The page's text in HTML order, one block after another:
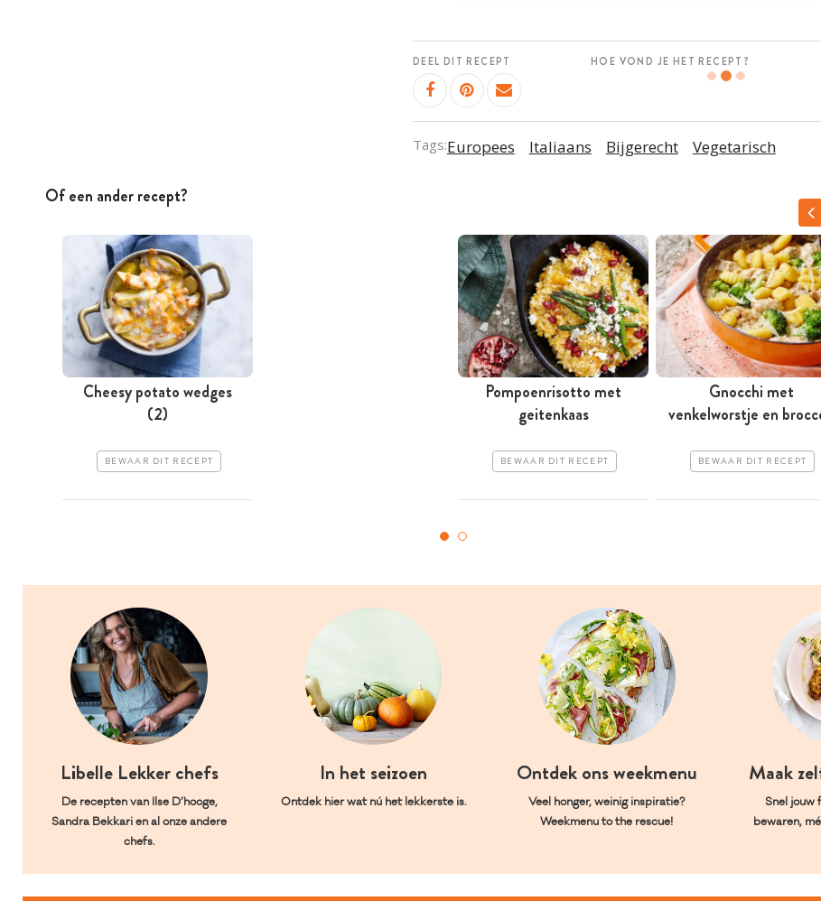
DEEL DIT RECEPT HOE VOND JE HET RECEPT?
Tags:Europees Italiaans Bijgerecht Vegetarisch
Of een ander recept?
Cheesy potato wedges
(2)
BEWAAR DIT RECEPT
Pompoenrisotto met
geitenkaas
BEWAAR DIT RECEPT
Gnocchi met
venkelworstje en
BEWAAR DIT RECEPT
Libelle Lekker chefs
De recepten van Ilse D’hooge,
Sandra Bekkari en al onze andere
chefs.
In het seizoen
Ontdek hier wat nú het lekkerste is.
Ontdek ons weekmenu
Veel honger, weinig inspiratie?
Weekmenu to the rescue!
Maak
Snel jouw
bewaren,